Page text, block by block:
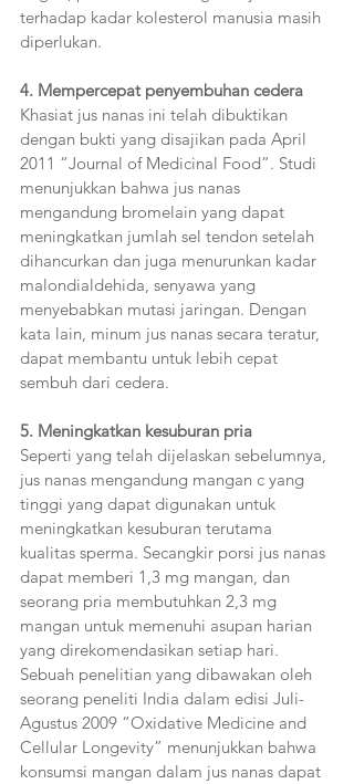
terhadap kadar kolesterol manusia masih
diperlukan.
4. Mempercepat penyembuhan cedera
Khasiat jus nanas ini telah dibuktikan
dengan bukti yang disajikan pada April
2011 “Journal of Medicinal Food”. Studi
menunjukkan bahwa jus nanas
mengandung bromelain yang dapat
meningkatkan jumlah sel tendon setelah
dihancurkan dan juga menurunkan kadar
malondialdehida, senyawa yang
menyebabkan mutasi jaringan. Dengan
kata lain, minum jus nanas secara teratur,
dapat membantu untuk lebih cepat
sembuh dari cedera.
5. Meningkatkan kesuburan pria
Seperti yang telah dijelaskan sebelumnya,
jus nanas mengandung mangan c yang
tinggi yang dapat digunakan untuk
meningkatkan kesuburan terutama
kualitas sperma. Secangkir porsi jus nanas
dapat memberi 1,3 mg mangan, dan
seorang pria membutuhkan 2,3 mg
mangan untuk memenuhi asupan harian
yang direkomendasikan setiap hari.
Sebuah penelitian yang dibawakan oleh
seorang peneliti India dalam edisi Juli-
Agustus 2009 “Oxidative Medicine and
Cellular Longevity” menunjukkan bahwa
konsumsi mangan dalam jus nanas dapat